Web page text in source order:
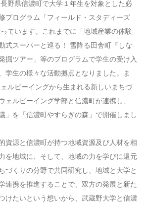
野県信濃町で大学１年生を対象とした必
プログラム「フィールド・スタディーズ
っています。これまでに「地域産業の体験
式スーパーと巡る！ 雪降る田舎町『しな
掘ツアー」等のプログラムで学生の受け入
学生の様々な活動拠点となりました。ま
ルビーイングから生まれる新しいまちづ
ェルビーイング学部と信濃町が連携し、
」を「信濃町やすらぎの森」で開催しまし
資源と信濃町が持つ地域資源及び人材を相
を地域に、そして、地域の力を学びに還元
づくりの分野で共同研究し、地域と大学と
連携を推進することで、双方の発展と新た
けたいという想いから、武蔵野大学と信濃